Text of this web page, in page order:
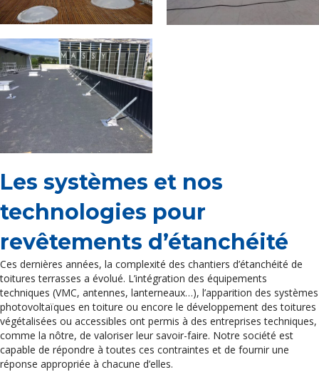
Les systèmes et nos
technologies pour
revêtements d’étanchéité
Ces dernières années, la complexité des chantiers d’étanchéité de
toitures terrasses a évolué. L’intégration des équipements
techniques (VMC, antennes, lanterneaux…), l’apparition des systèmes
photovoltaïques en toiture ou encore le développement des toitures
végétalisées ou accessibles ont permis à des entreprises techniques,
comme la nôtre, de valoriser leur savoir-faire. Notre société est
capable de répondre à toutes ces contraintes et de fournir une
réponse appropriée à chacune d’elles.